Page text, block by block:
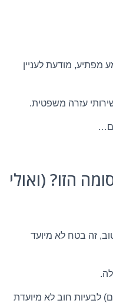
מודעת לעניין
עזרה משפטית.
הזו? (ואולי
זה בטח לא מיועד
לבעיות חוב לא מיועדת